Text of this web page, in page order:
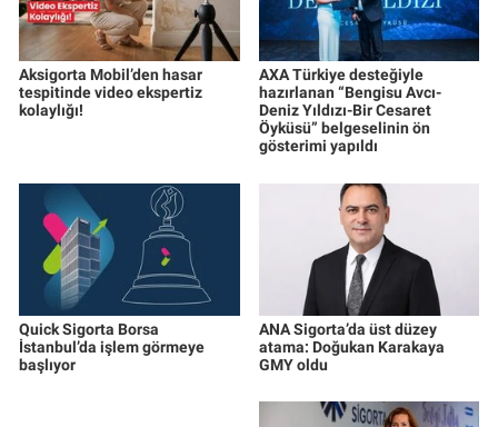
Aksigorta Mobil’den hasar
tespitinde video ekspertiz
kolaylığı!
AXA Türkiye desteğiyle
hazırlanan “Bengisu Avcı-
Deniz Yıldızı-Bir Cesaret
Öyküsü” belgeselinin ön
gösterimi yapıldı
Quick Sigorta Borsa
İstanbul’da işlem görmeye
başlıyor
ANA Sigorta’da üst düzey
atama: Doğukan Karakaya
GMY oldu